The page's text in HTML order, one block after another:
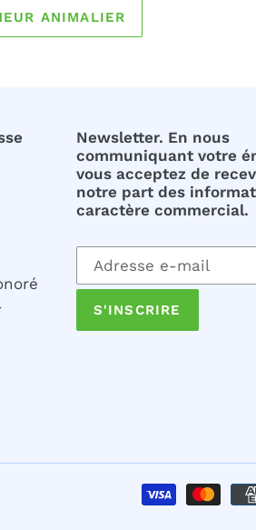
ANIMALIER
Newsletter. En nous
communiquant votre
vous acceptez de
notre part des
caractère commercial.
Inscrivez-
vous
à
notre
S'INSCRIRE